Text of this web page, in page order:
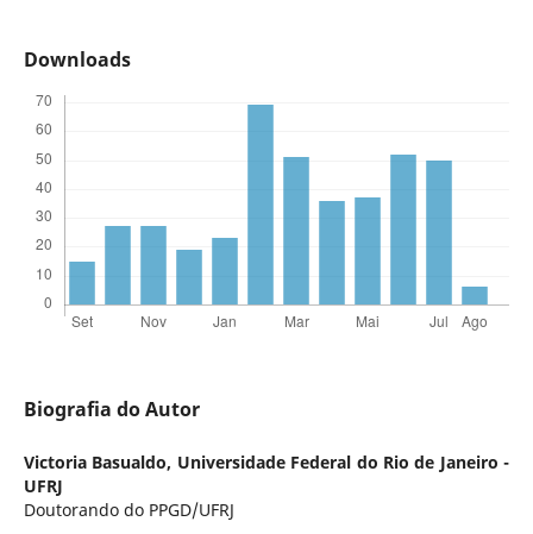
Downloads
Biografia do Autor
Victoria Basualdo, Universidade Federal do Rio de Janeiro -
UFRJ
Doutorando do PPGD/UFRJ